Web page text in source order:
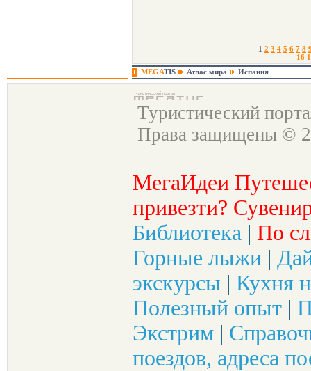
1 2 3 4 5 6 7 8
16
MEGATIS Атлас мира Испания
Туристический
Права защищены ©
МегаИдеи
привезти?
Библиотека | По
Горные лыжи |
экскурсы | Кухня
Полезный опыт |
Экстрим |
поездов, адреса